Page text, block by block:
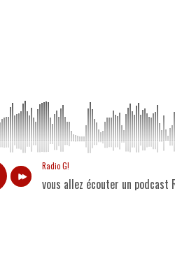
Radio G!
vous allez écouter un podcast